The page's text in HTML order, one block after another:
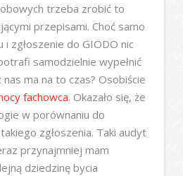
trzeba zrobić to
przepisami. Choć samo
i zgłoszenie do GIODO nic
samodzielnie wypełnić
ma na to czas? Osobiście
fachowca. Okazało się, że
w porównaniu do
zgłoszenia. Taki audyt
przynajmniej mam
dziedzinę bycia